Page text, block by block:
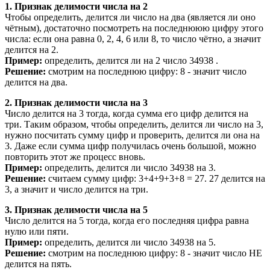
1. Признак делимости числа на 2
Чтобы определить, делится ли число на два (является ли оно
чётным), достаточно посмотреть на последнююю цифру этого
числа: если она равна 0, 2, 4, 6 или 8, то число чётно, а значит
делится на 2.
Пример: определить, делится ли на 2 число 34938 .
Решение: смотрим на последнюю цифру: 8 - значит число
делится на два.
2. Признак делимости числа на 3
Число делится на 3 тогда, когда сумма его цифр делится на
три. Таким образом, чтобы определить, делится ли число на 3,
нужно посчитать сумму цифр и проверить, делится ли она на
3. Даже если сумма цифр получилась очень большой, можно
повторить этот же процесс вновь.
Пример: определить, делится ли число 34938 на 3.
Решение: считаем сумму цифр: 3+4+9+3+8 = 27. 27 делится на
3, а значит и число делится на три.
3. Признак делимости числа на 5
Число делится на 5 тогда, когда его последняя цифра равна
нулю или пяти.
Пример: определить, делится ли число 34938 на 5.
Решение: смотрим на последнюю цифру: 8 - значит число НЕ
делится на пять.